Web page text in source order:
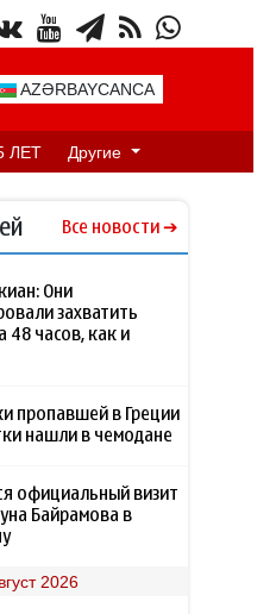
AZƏRBAYCANCA
ЛЕТ Другие
Все новости
Они
захватить
48 часов, как и
пропавшей в Греции
нашли в чемодане
официальный визит
Байрамова в
2026